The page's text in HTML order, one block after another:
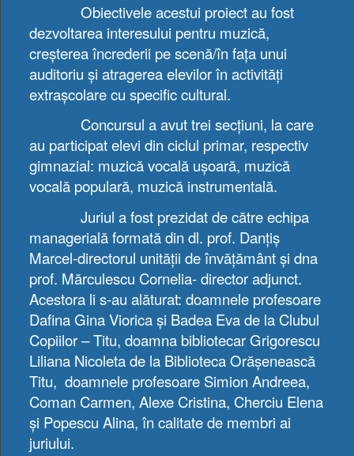
Obiectivele acestui proiect au fost
dezvoltarea interesului pentru muzică,
creșterea încrederii pe scenă/în fața unui
auditoriu și atragerea elevilor în activități
extrașcolare cu specific cultural.
Concursul a avut trei secțiuni, la care
au participat elevi din ciclul primar, respectiv
gimnazial: muzică vocală ușoară, muzică
vocală populară, muzică instrumentală.
Juriul a fost prezidat de către echipa
managerială formată din dl. prof. Danțiș
Marcel-directorul unității de învățământ și dna
prof. Mărculescu Cornelia- director adjunct.
Acestora li s-au alăturat: doamnele profesoare
Dafina Gina Viorica și Badea Eva de la Clubul
Copiilor – Titu, doamna bibliotecar Grigorescu
Liliana Nicoleta de la Biblioteca Orășenească
Titu, doamnele profesoare Simion Andreea,
Coman Carmen, Alexe Cristina, Cherciu Elena
și Popescu Alina, în calitate de membri ai
juriului.